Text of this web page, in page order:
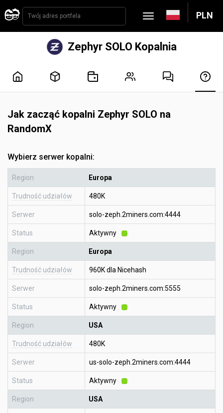
PLN
Zephyr SOLO Kopalnia
Jak zacząć kopalni Zephyr SOLO na
RandomX
Wybierz serwer kopalni:
Region Europa
Trudność udziałów 480K
Serwer solo-zeph.2miners.com:4444
Status Aktywny
Region Europa
Trudność udziałów 960K dla Nicehash
Serwer solo-zeph.2miners.com:5555
Status Aktywny
Region USA
Trudność udziałów 480K
Serwer us-solo-zeph.2miners.com:4444
Status Aktywny
Region USA